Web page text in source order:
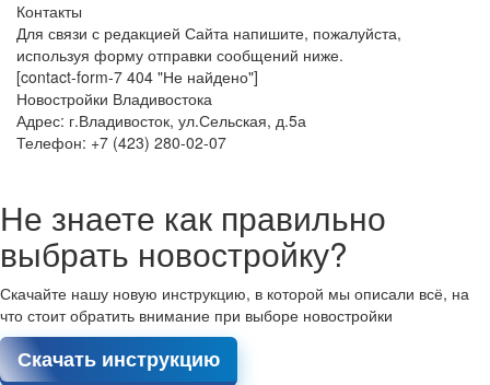
Контакты
Для связи с редакцией Сайта напишите, пожалуйста,
используя форму отправки сообщений ниже.
[contact-form-7 404 "Не найдено"]
Новостройки Владивостока
Адрес: г.Владивосток, ул.Сельская, д.5а
Телефон: +7 (423) 280-02-07
Не знаете как правильно
выбрать новостройку?
Скачайте нашу новую инструкцию, в которой мы описали всё, на
что стоит обратить внимание при выборе новостройки
Скачать инструкцию